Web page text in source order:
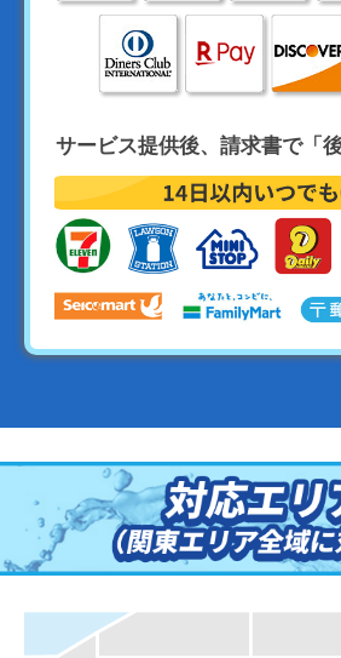
サービス提供後、請求書で「